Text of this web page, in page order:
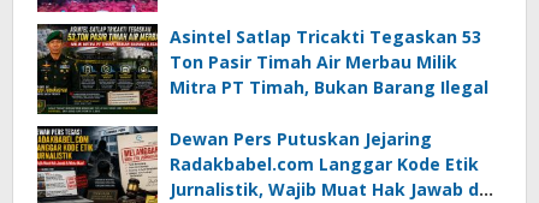
Asintel Satlap Tricakti Tegaskan 53
Ton Pasir Timah Air Merbau Milik
Mitra PT Timah, Bukan Barang Ilegal
Dewan Pers Putuskan Jejaring
Radakbabel.com Langgar Kode Etik
Jurnalistik, Wajib Muat Hak Jawab dan